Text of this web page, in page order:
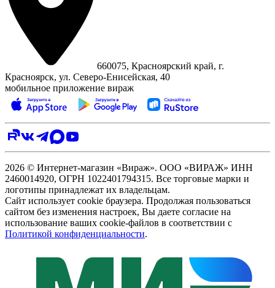
660075, Красноярский край, г.
Красноярск, ул. Северо‑Енисейская, 40
мобильное приложение вираж
2026 © Интернет-магазин «Вираж». ООО «ВИРАЖ» ИНН
2460014920, ОГРН 1022401794315. Все торговые марки и
логотипы принадлежат их владельцам.
Сайт использует cookie браузера. Продолжая пользоваться
сайтом без изменения настроек, Вы даете согласие на
использование ваших cookie-файлов в соответствии с
Политикой конфиденциальности.